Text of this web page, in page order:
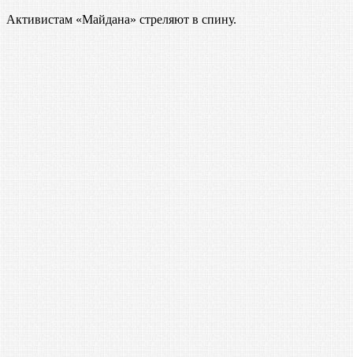
Активистам «Майдана» стреляют в спину.